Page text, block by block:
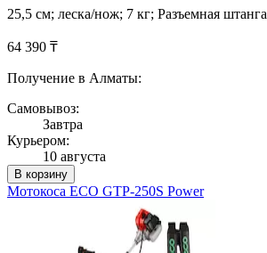
25,5 см; леска/нож; 7 кг; Разъемная штанга
64 390 ₸
Получение в Алматы:
Самовывоз:
Завтра
Курьером:
10 августа
В корзину
Мотокоса ECO GTP-250S Power